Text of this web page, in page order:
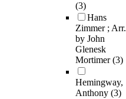
(3)
Hans
Zimmer ; Arr.
by John
Glenesk
Mortimer(3)
Hemingway,
Anthony (3)